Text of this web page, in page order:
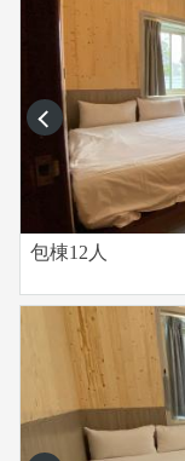
prev
包棟12人